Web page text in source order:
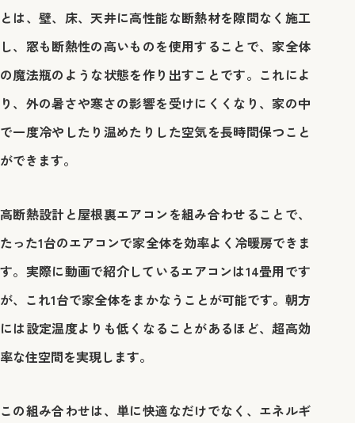
とは、壁、床、天井に高性能な断熱材を隙間なく施工
し、窓も断熱性の高いものを使用することで、家全体
の魔法瓶のような状態を作り出すことです。これによ
り、外の暑さや寒さの影響を受けにくくなり、家の中
で一度冷やしたり温めたりした空気を長時間保つこと
ができます。
高断熱設計と屋根裏エアコンを組み合わせることで、
たった1台のエアコンで家全体を効率よく冷暖房できま
す。実際に動画で紹介しているエアコンは14畳用です
が、これ1台で家全体をまかなうことが可能です。朝方
には設定温度よりも低くなることがあるほど、超高効
率な住空間を実現します。
この組み合わせは、単に快適なだけでなく、エネルギ